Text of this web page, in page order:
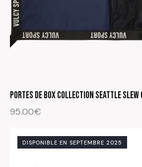
PORTES DE BOX Collection Seattle Slew
95.00€
DISPONIBLE EN SEPTEMBRE 2025